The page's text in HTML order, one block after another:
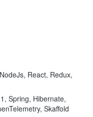
React, Redux,
Spring, Hibernate,
Skaffold